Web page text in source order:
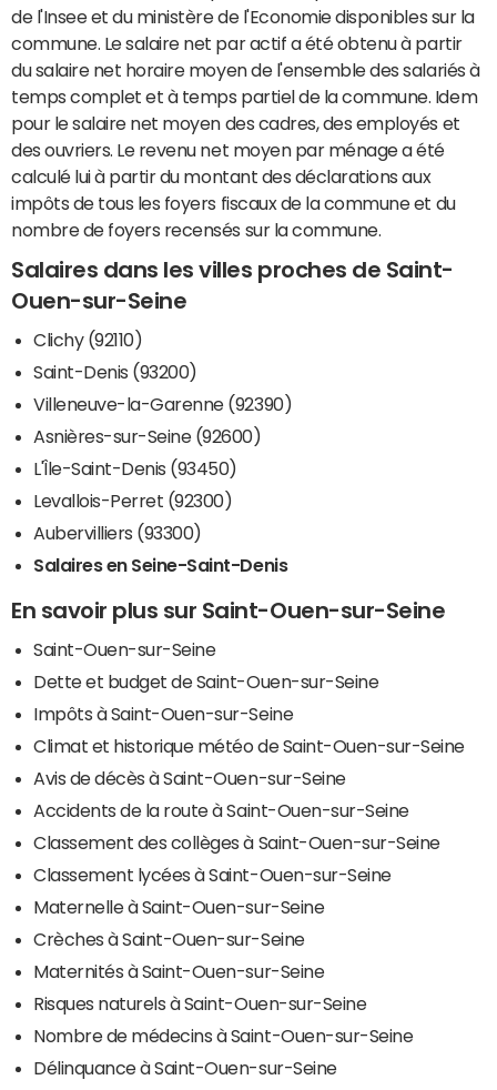
de l'Insee et du ministère de l'Economie disponibles sur la
commune. Le salaire net par actif a été obtenu à partir
du salaire net horaire moyen de l'ensemble des salariés à
temps complet et à temps partiel de la commune. Idem
pour le salaire net moyen des cadres, des employés et
des ouvriers. Le revenu net moyen par ménage a été
calculé lui à partir du montant des déclarations aux
impôts de tous les foyers fiscaux de la commune et du
nombre de foyers recensés sur la commune.
Salaires dans les villes proches de Saint-
Ouen-sur-Seine
Clichy (92110)
Saint-Denis (93200)
Villeneuve-la-Garenne (92390)
Asnières-sur-Seine (92600)
L'Île-Saint-Denis (93450)
Levallois-Perret (92300)
Aubervilliers (93300)
Salaires en Seine-Saint-Denis
En savoir plus sur Saint-Ouen-sur-Seine
Saint-Ouen-sur-Seine
Dette et budget de Saint-Ouen-sur-Seine
Impôts à Saint-Ouen-sur-Seine
Climat et historique météo de Saint-Ouen-sur-Seine
Avis de décès à Saint-Ouen-sur-Seine
Accidents de la route à Saint-Ouen-sur-Seine
Classement des collèges à Saint-Ouen-sur-Seine
Classement lycées à Saint-Ouen-sur-Seine
Maternelle à Saint-Ouen-sur-Seine
Crèches à Saint-Ouen-sur-Seine
Maternités à Saint-Ouen-sur-Seine
Risques naturels à Saint-Ouen-sur-Seine
Nombre de médecins à Saint-Ouen-sur-Seine
Délinquance à Saint-Ouen-sur-Seine